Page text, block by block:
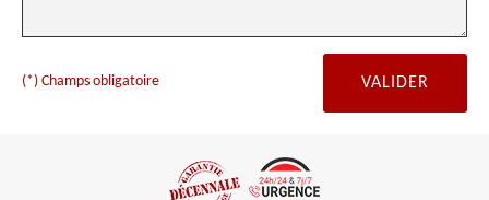
(*) Champs obligatoire